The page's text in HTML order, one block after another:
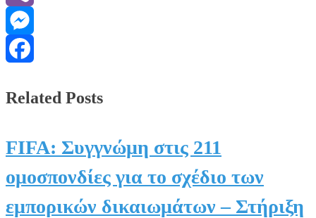
Viber
Messenger
Related Posts
FIFA: Συγγνώμη στις 211
ομοσπονδίες για το σχέδιο των
εμπορικών δικαιωμάτων – Στήριξη